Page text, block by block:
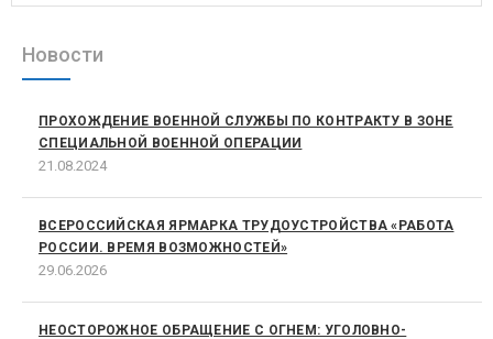
Новости
ПРОХОЖДЕНИЕ ВОЕННОЙ СЛУЖБЫ ПО КОНТРАКТУ В ЗОНЕ
СПЕЦИАЛЬНОЙ ВОЕННОЙ ОПЕРАЦИИ
21.08.2024
ВСЕРОССИЙСКАЯ ЯРМАРКА ТРУДОУСТРОЙСТВА «РАБОТА
РОССИИ. ВРЕМЯ ВОЗМОЖНОСТЕЙ»
29.06.2026
НЕОСТОРОЖНОЕ ОБРАЩЕНИЕ С ОГНЕМ: УГОЛОВНО-